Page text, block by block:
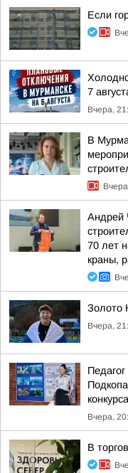
Если
7
Вчера,
В
Андрей
70 лет
краны,
Золото
Вчера,
Вчера,
В